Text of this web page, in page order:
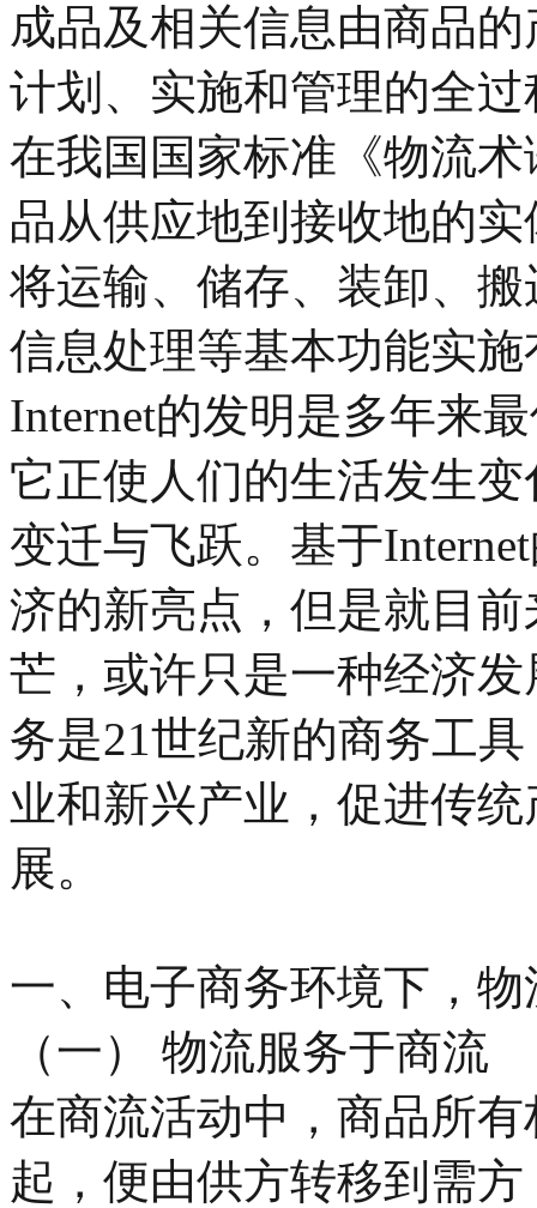
成品及相关信息由商品
计划、实施和管理的全过
在我国国家标准《物流
品从供应地到接收地的
将运输、储存、装卸、
信息处理等基本功能实
Internet的发明是多年来
它正使人们的生活发生
变迁与飞跃。基于
济的新亮点，但是就目
芒，或许只是一种经济
务是21世纪新的商务工
业和新兴产业，促进传
展。
一、电子商务环境下，
（一） 物流服务于商流
在商流活动中，商品所
起，便由供方转移到需